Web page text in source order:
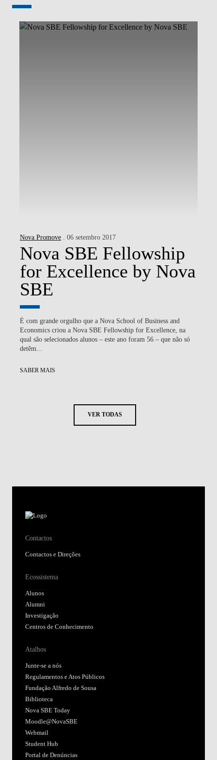
Nova Promove . 06 setembro 2017
Nova SBE Fellowship
for Excellence by Nova
SBE
É com grande orgulho que a Nova School of Business and
Economics criou a Nova SBE Fellowship for Excellence, na
qual são selecionados alunos – este ano foram 56 – que não só
detêm...
SABER MAIS
VER TODAS
Contactos
Contactos e Direções
Ecossistema
Alunos
Alumni
Investigação
Centros de Conhecimento
Atalhos
Junte-se a nós
Regulamentos e Atos Públicos
Fundação Alfredo de Sousa
Biblioteca
Nova SBE Today
Moodle@NovaSBE
Webmail
Student Hub
Portal de Denúncias